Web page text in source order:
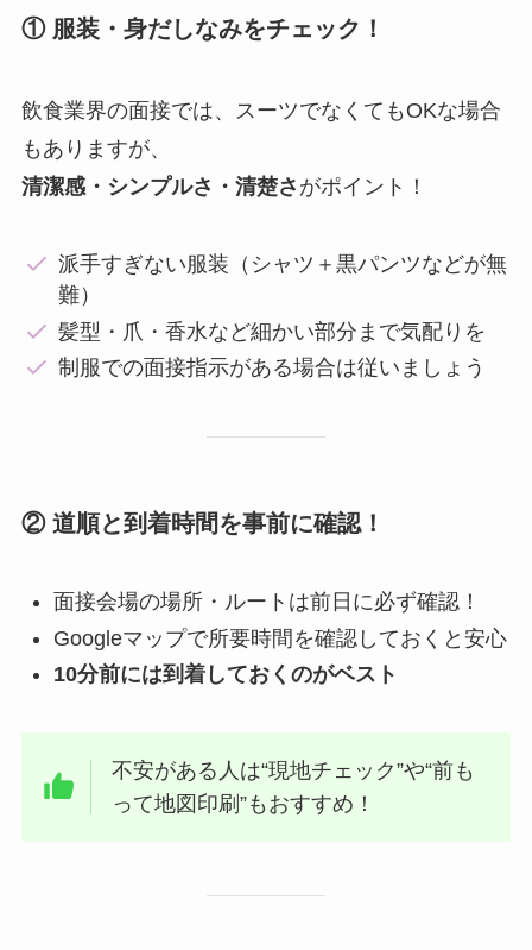
① 服装・身だしなみをチェック！
飲食業界の面接では、スーツでなくてもOKな場合
もありますが、
清潔感・シンプルさ・清楚さ がポイント！
派手すぎない服装（シャツ＋黒パンツなどが無
難）
髪型・爪・香水など細かい部分まで気配りを
制服での面接指示がある場合は従いましょう
② 道順と到着時間を事前に確認！
面接会場の場所・ルートは前日に必ず確認！
Googleマップで所要時間を確認しておくと安心
10分前には到着しておくのがベスト
不安がある人は“現地チェック”や“前も
って地図印刷”もおすすめ！